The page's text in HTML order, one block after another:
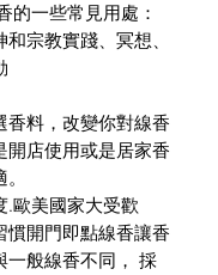
的一些常見用處：
宗教實踐、冥想、
料，改變你對線香
開店使用或是居家香
歐美國家大受歡
慣開門即點線香讓香
一般線香不同， 採